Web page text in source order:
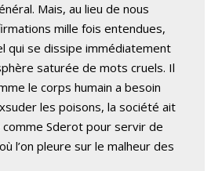
Mais, au lieu de nous
mille fois entendues,
qui se dissipe immédiatement
saturée de mots cruels. Il
le corps humain a besoin
les poisons, la société ait
comme Sderot pour servir de
l’on pleure sur le malheur des